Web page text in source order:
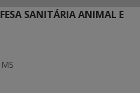
SANITÁRIA ANIMAL E